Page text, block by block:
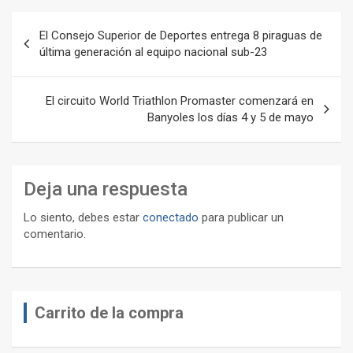
de
entradas
El Consejo Superior de Deportes entrega 8 piraguas de
última generación al equipo nacional sub-23
El circuito World Triathlon Promaster comenzará en
Banyoles los días 4 y 5 de mayo
Deja una respuesta
Lo siento, debes estar conectado para publicar un
comentario.
Carrito de la compra